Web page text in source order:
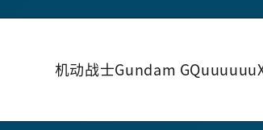
机动战士Gundam